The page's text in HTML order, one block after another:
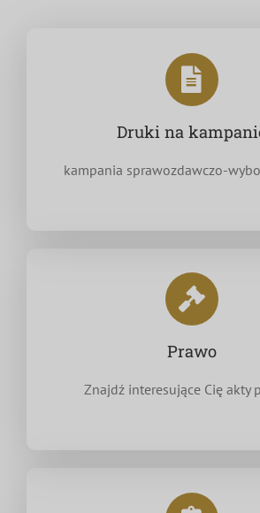
Druki na
kampania sprawozdawczo-
Prawo
Znajdź interesujące Cię akty